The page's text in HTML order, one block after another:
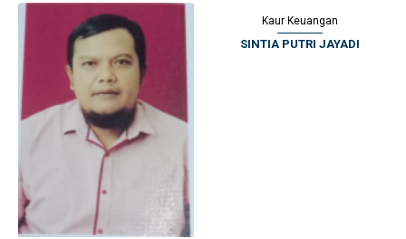
Kaur Keuangan
SINTIA PUTRI JAYADI